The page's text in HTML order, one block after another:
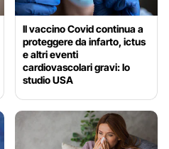
Il vaccino Covid continua a
proteggere da infarto, ictus
e altri eventi
cardiovascolari gravi: lo
studio USA